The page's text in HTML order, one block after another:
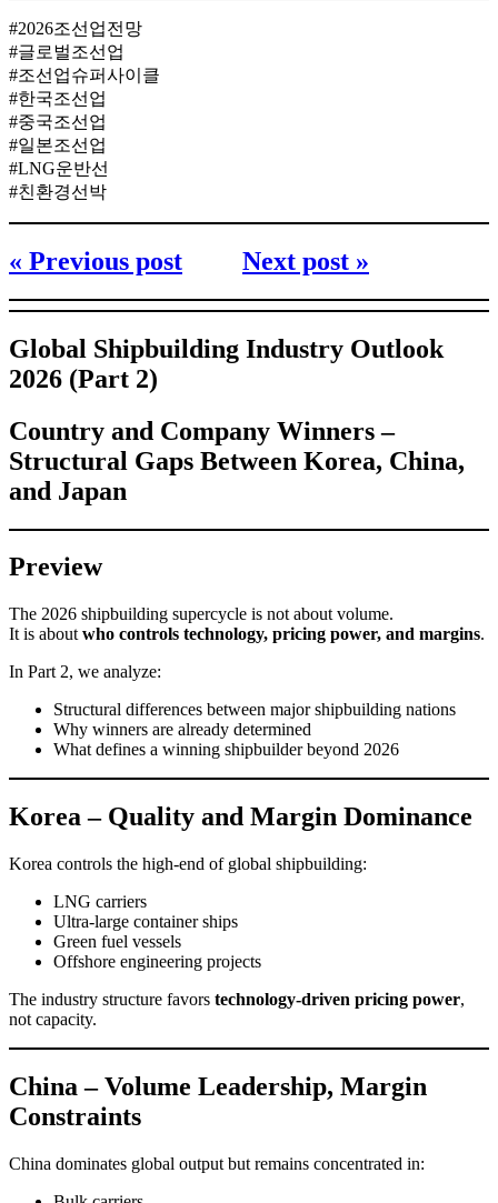
#2026조선업전망
#글로벌조선업
#조선업슈퍼사이클
#한국조선업
#중국조선업
#일본조선업
#LNG운반선
#친환경선박
« Previous post Next post »
Global Shipbuilding Industry Outlook
2026 (Part 2)
Country and Company Winners –
Structural Gaps Between Korea, China,
and Japan
Preview
The 2026 shipbuilding supercycle is not about volume.
It is about who controls technology, pricing power, and margins.
In Part 2, we analyze:
Structural differences between major shipbuilding nations
Why winners are already determined
What defines a winning shipbuilder beyond 2026
Korea – Quality and Margin Dominance
Korea controls the high-end of global shipbuilding:
LNG carriers
Ultra-large container ships
Green fuel vessels
Offshore engineering projects
The industry structure favors technology-driven pricing power,
not capacity.
China – Volume Leadership, Margin
Constraints
China dominates global output but remains concentrated in: